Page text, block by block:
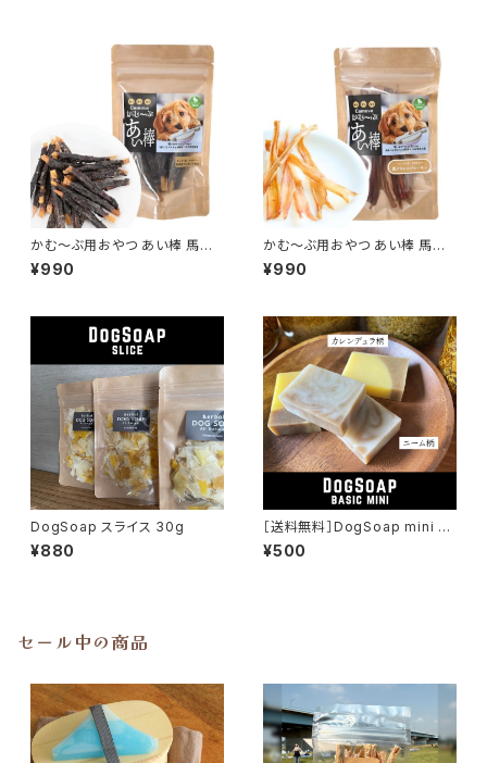
かむ～ぶ用おやつ あい棒 馬ハ
ツ巻き 40g
¥990
かむ～ぶ用おやつ あい棒 馬ア
キレスジャーキー 30g
¥990
DogSoap スライス 30g
¥880
［送料無料］DogSoap mini ド
ッグソープ
¥500
セール中の商品